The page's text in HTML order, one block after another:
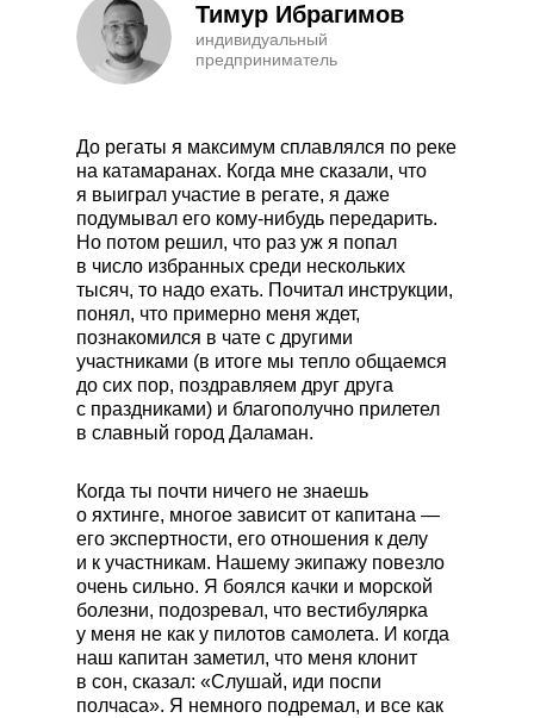
Тимур Ибрагимов
индивидуальный
предприниматель
До регаты я максимум сплавлялся по реке
на катамаранах. Когда мне сказали, что
я выиграл участие в регате, я даже
подумывал его кому-нибудь передарить.
Но потом решил, что раз уж я попал
в число избранных среди нескольких
тысяч, то надо ехать. Почитал инструкции,
понял, что примерно меня ждет,
познакомился в чате с другими
участниками (в итоге мы тепло общаемся
до сих пор, поздравляем друг друга
с праздниками) и благополучно прилетел
в славный город Даламан.
Когда ты почти ничего не знаешь
о яхтинге, многое зависит от капитана —
его экспертности, его отношения к делу
и к участникам. Нашему экипажу повезло
очень сильно. Я боялся качки и морской
болезни, подозревал, что вестибулярка
у меня не как у пилотов самолета. И когда
наш капитан заметил, что меня клонит
в сон, сказал: «Слушай, иди поспи
полчаса». Я немного подремал, и все как